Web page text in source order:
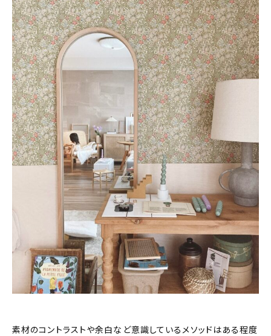
素材のコントラストや余白など意識しているメソッドはある程度